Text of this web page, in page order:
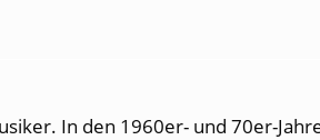
In den 1960er- und 70er-